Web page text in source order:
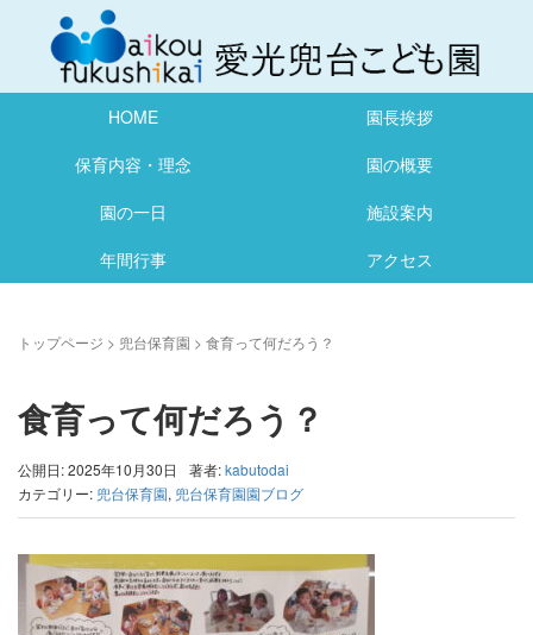
HOME
園長挨拶
保育内容・理念
園の概要
園の一日
施設案内
年間行事
アクセス
トップページ > 兜台保育園 > 食育って何だろう？
食育って何だろう？
公開日: 2025年10月30日 著者:kabutodai
カテゴリー: 兜台保育園, 兜台保育園園ブログ